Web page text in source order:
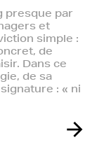
presque par
et
simple :
de
Dans ce
de sa
: « ni